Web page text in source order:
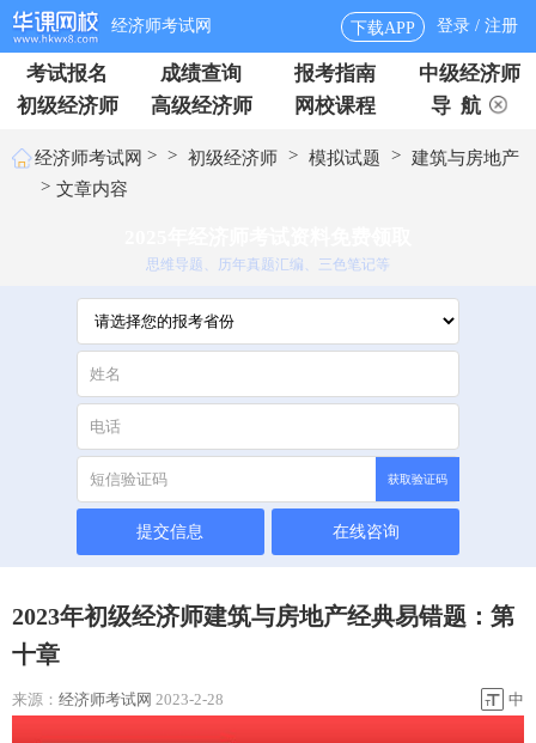
经济师考试网 下载APP 登录 / 注册
考试报名 成绩查询 报考指南
中级经济师
初级经济师
高级经济师 网校课程 导 航
经济师考试网 > > 初级经济师 > 模拟试题 > 建筑与房地产
> 文章内容
思维导题、历年真题汇编、三色笔记等
获取验证码
提交信息 在线咨询
2023年初级经济师建筑与房地产经典易错题：第
十章
来源： 经济师考试网 2023-2-28 中